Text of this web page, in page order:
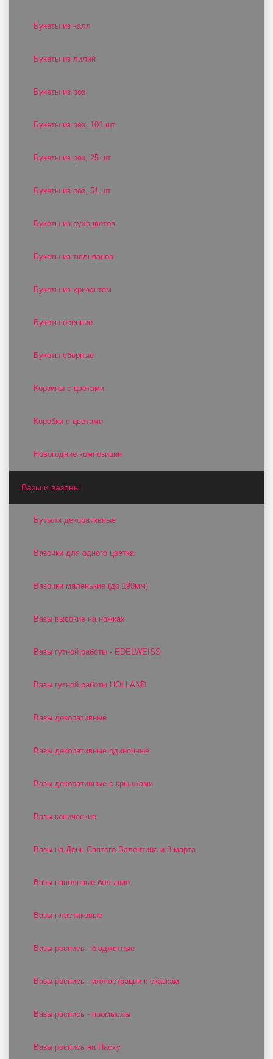
Букеты из калл
Букеты из лилий
Букеты из роз
Букеты из роз, 101 шт
Букеты из роз, 25 шт
Букеты из роз, 51 шт
Букеты из сухоцветов
Букеты из тюльпанов
Букеты из хризантем
Букеты осенние
Букеты сборные
Корзины с цветами
Коробки с цветами
Новогодние композиции
Вазы и вазоны
Бутыли декоративные
Вазочки для одного цветка
Вазочки маленькие (до 190мм)
Вазы высокие на ножках
Вазы гутной работы - EDELWEISS
Вазы гутной работы HOLLAND
Вазы декоративные
Вазы декоративные одиночные
Вазы декоративные с крышками
Вазы конические
Вазы на День Святого Валентина и 8 марта
Вазы напольные большие
Вазы пластиковые
Вазы роспись - бюджетные
Вазы роспись - иллюстрации к сказкам
Вазы роспись - промыслы
Вазы роспись на Пасху